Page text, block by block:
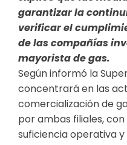
garantizar la
verificar el
de las compañías
mayorista de gas.
Según informó la
concentrará en las
comercialización de
por ambas filiales,
suficiencia operativa